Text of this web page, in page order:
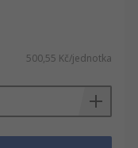
500,55 Kč/jednotka